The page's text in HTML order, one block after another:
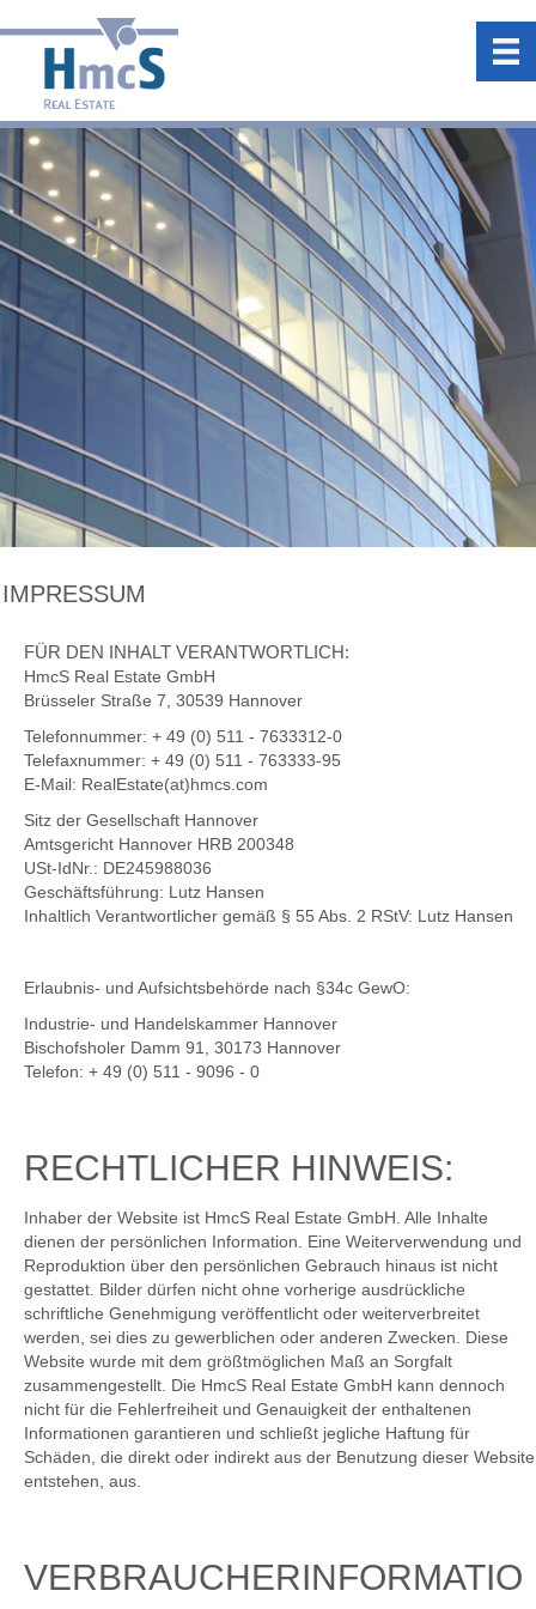
IMPRESSUM
FÜR DEN INHALT VERANTWORTLICH:
HmcS Real Estate GmbH
Brüsseler Straße 7, 30539 Hannover
Telefonnummer: + 49 (0) 511 - 7633312-0
Telefaxnummer: + 49 (0) 511 - 763333-95
E-Mail: RealEstate(at)hmcs.com
Sitz der Gesellschaft Hannover
Amtsgericht Hannover HRB 200348
USt-IdNr.: DE245988036
Geschäftsführung: Lutz Hansen
Inhaltlich Verantwortlicher gemäß § 55 Abs. 2 RStV: Lutz Hansen
Erlaubnis- und Aufsichtsbehörde nach §34c GewO:
Industrie- und Handelskammer Hannover
Bischofsholer Damm 91, 30173 Hannover
Telefon: + 49 (0) 511 - 9096 - 0
RECHTLICHER HINWEIS:
Inhaber der Website ist HmcS Real Estate GmbH. Alle Inhalte
dienen der persönlichen Information. Eine Weiterverwendung und
Reproduktion über den persönlichen Gebrauch hinaus ist nicht
gestattet. Bilder dürfen nicht ohne vorherige ausdrückliche
schriftliche Genehmigung veröffentlicht oder weiterverbreitet
werden, sei dies zu gewerblichen oder anderen Zwecken. Diese
Website wurde mit dem größtmöglichen Maß an Sorgfalt
zusammengestellt. Die HmcS Real Estate GmbH kann dennoch
nicht für die Fehlerfreiheit und Genauigkeit der enthaltenen
Informationen garantieren und schließt jegliche Haftung für
Schäden, die direkt oder indirekt aus der Benutzung dieser Website
entstehen, aus.
VERBRAUCHERINFORMATIO